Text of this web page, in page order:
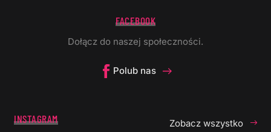
FACEBOOK
Dołącz do naszej społeczności.
Polub nas
INSTAGRAM Zobacz wszystko